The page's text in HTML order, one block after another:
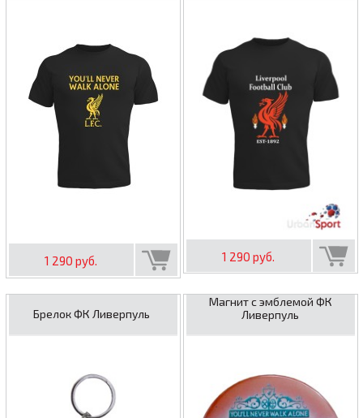
1 290 руб. 1 290 руб.
Брелок ФК Ливерпуль
Магнит с эмблемой ФК
Ливерпуль